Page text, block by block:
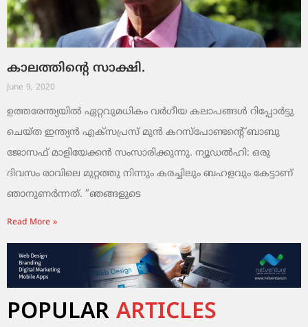
കാലത്തിന്‍റെ സാക്ഷി.
June 9, 2020
ഉത്തരേന്ത്യയില്‍ ഏറ്റവുമധികം വര്‍ഗീയ കലാപങ്ങള്‍ റിപ്പോര്‍ട്ടു
ചെയ്ത ഇന്ത്യന്‍ എക്‌സപ്രസ് മുന്‍ കറസ്‌പോണ്ടന്‍റെ് ബാബു
ജോസഫ് മാളിയേക്കന്‍ സംസാരിക്കുന്നു. ന്യൂഡല്‍ഹി: ഒരു
ദിവസം രാവിലെ മുറ്റത്തു നിന്നും കരച്ചിലും ബഹളവും കേട്ടാണ്
ഞാനുണര്‍ന്നത്. ”ഞങ്ങളുടെ
Read More »
POPULAR ARTICLES